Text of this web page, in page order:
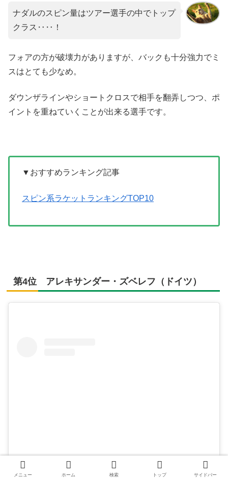
ナダルのスピン量はツアー選手の中でトップ
クラス‥‥！
フォアの方が破壊力がありますが、バックも十分強力でミ
スはとても少なめ。
ダウンザラインやショートクロスで相手を翻弄しつつ、ポ
イントを重ねていくことが出来る選手です。
▼おすすめランキング記事
スピン系ラケットランキングTOP10
第4位 アレキサンダー・ズベレフ（ドイツ）
この投稿をInstagramで見る
メニュー ホーム 検索 トップ サイドバー